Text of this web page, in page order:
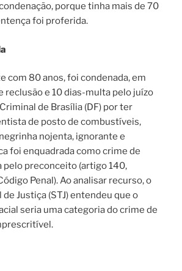
porque tinha mais de 70
foi proferida.
com 80 anos, foi condenada, em
reclusão e 10 dias-multa pelo juízo
de Brasília (DF) por ter
de posto de combustíveis,
nojenta, ignorante e
foi enquadrada como crime de
pelo preconceito (artigo 140,
Penal). Ao analisar recurso, o
Justiça (STJ) entendeu que o
seria uma categoria do crime de